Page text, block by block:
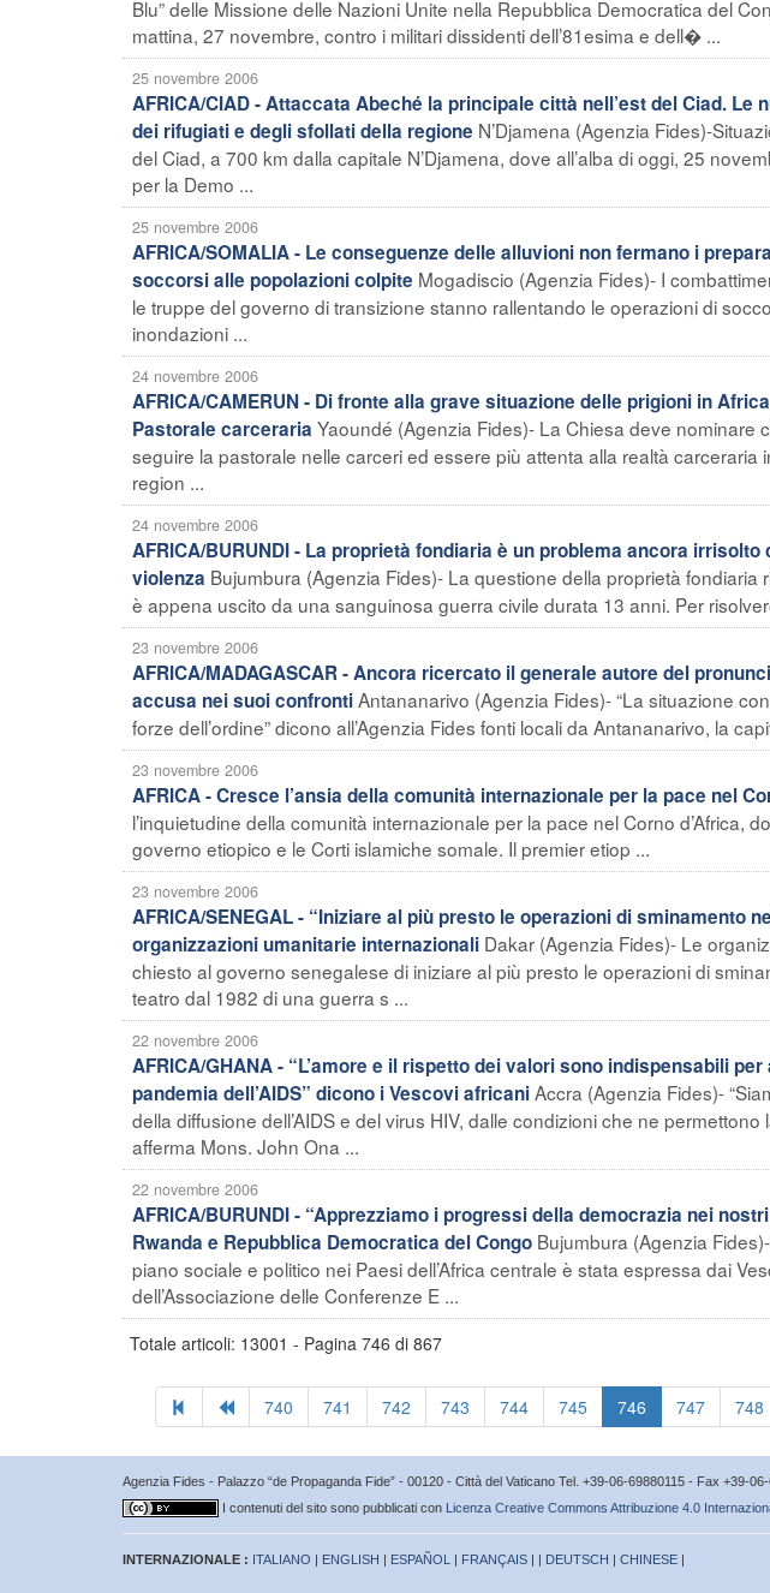
Blu” delle Missione delle Nazioni Unite nella Repubblica Democratica del
mattina, 27 novembre, contro i militari dissidenti dell’81esima e dell� ...
25 novembre 2006
AFRICA/CIAD - Attaccata Abeché la principale città nell’est del Ciad.
dei rifugiati e degli sfollati della regione N’Djamena (Agenzia Fides)-
del Ciad, a 700 km dalla capitale N’Djamena, dove all’alba di oggi, 25
per la Demo ...
25 novembre 2006
AFRICA/SOMALIA - Le conseguenze delle alluvioni non fermano i
soccorsi alle popolazioni colpite Mogadiscio (Agenzia Fides)- I
le truppe del governo di transizione stanno rallentando le operazioni di
inondazioni ...
24 novembre 2006
AFRICA/CAMERUN - Di fronte alla grave situazione delle prigioni in
Pastorale carceraria Yaoundé (Agenzia Fides)- La Chiesa deve nominare
seguire la pastorale nelle carceri ed essere più attenta alla realtà
region ...
24 novembre 2006
AFRICA/BURUNDI - La proprietà fondiaria è un problema ancora
violenza Bujumbura (Agenzia Fides)- La questione della proprietà fondiaria
è appena uscito da una sanguinosa guerra civile durata 13 anni. Per
23 novembre 2006
AFRICA/MADAGASCAR - Ancora ricercato il generale autore del
accusa nei suoi confrontiAntananarivo (Agenzia Fides)- “La situazione
forze dell’ordine” dicono all’Agenzia Fides fonti locali da Antananarivo, la
23 novembre 2006
AFRICA - Cresce l’ansia della comunità internazionale per la pace nel
l’inquietudine della comunità internazionale per la pace nel Corno d’Africa,
governo etiopico e le Corti islamiche somale. Il premier etiop ...
23 novembre 2006
AFRICA/SENEGAL - “Iniziare al più presto le operazioni di sminamento
organizzazioni umanitarie internazionali Dakar (Agenzia Fides)- Le
chiesto al governo senegalese di iniziare al più presto le operazioni di
teatro dal 1982 di una guerra s ...
22 novembre 2006
AFRICA/GHANA - “L’amore e il rispetto dei valori sono indispensabili
pandemia dell’AIDS” dicono i Vescovi africaniAccra (Agenzia Fides)-
della diffusione dell’AIDS e del virus HIV, dalle condizioni che ne
afferma Mons. John Ona ...
22 novembre 2006
AFRICA/BURUNDI - “Apprezziamo i progressi della democrazia nei
Rwanda e Repubblica Democratica del Congo Bujumbura (Agenzia
piano sociale e politico nei Paesi dell’Africa centrale è stata espressa dai
dell’Associazione delle Conferenze E ...
Totale articoli: 13001 - Pagina 746 di 867
740 741 742 743 744 745 746 747 748
Agenzia Fides - Palazzo “de Propaganda Fide” - 00120 - Città del Vaticano Tel. +39-06-69880115 - Fax +39-
I contenuti del sito sono pubblicati con Licenza Creative Commons Attribuzione 4.0
INTERNAZIONALE : ITALIANO | ENGLISH | ESPAÑOL | FRANÇAIS | | DEUTSCH | CHINESE |